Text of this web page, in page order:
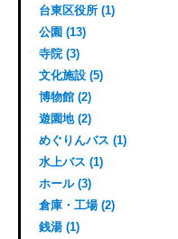
台東区役所 (1)
公園 (13)
寺院 (3)
文化施設 (5)
博物館 (2)
遊園地 (2)
めぐりんバス (1)
水上バス (1)
ホール (3)
倉庫・工場 (2)
銭湯 (1)